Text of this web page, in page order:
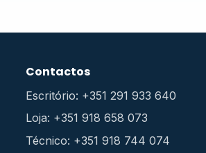
Contactos
Escritório: +351 291 933 640
Loja: +351 918 658 073
Técnico: +351 918 744 074